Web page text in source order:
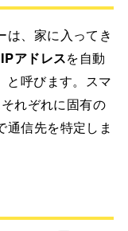
は、家に入ってき
アドレスを自動
と呼びます。スマ
れぞれに固有の
通信先を特定しま